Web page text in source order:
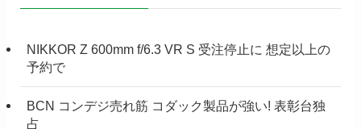
NIKKOR Z 600mm f/6.3 VR S 受注停止に 想定以上の
予約で
BCN コンデジ売れ筋 コダック製品が強い! 表彰台独
占